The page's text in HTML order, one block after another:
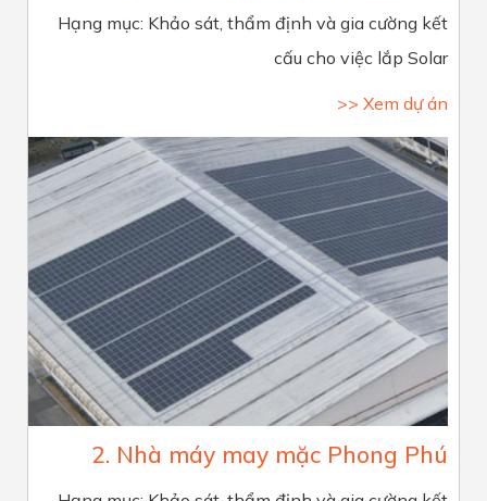
Hạng mục: Khảo sát, thẩm định và gia cường kết
cấu cho việc lắp Solar
>> Xem dự án
2. Nhà máy may mặc Phong Phú